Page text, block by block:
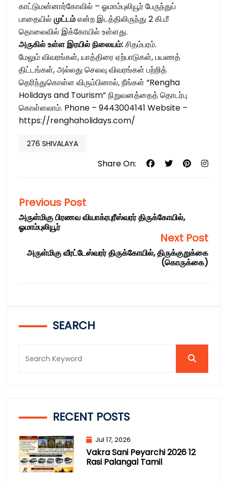
காட்டுமன்னார்கோவில் – ஓமாம்புலியூர் பேருந்துப்
பாதையில் முட்டம்என்ற இடத்திலிருந்து 2 கி.மீ
தொலைவில் இக்கோயில் உள்ளது.
அருகில் உள்ள இரயில் நிலையம்:சிதம்பரம்.
மேலும் விவரங்கள், யாத்திரை ஏற்பாடுகள், பயணத்
திட்டங்கள், அல்லது செலவு விவரங்கள் பற்றித்
தெரிந்துகொள்ள விரும்பினால், நீங்கள் “Rengha
Holidays and Tourism” நிறுவனத்தைத் தொடர்பு
கொள்ளலாம். Phone – 9443004141 Website –
https://renghaholidays.com/
276 SHIVALAYA
Share On:
Previous Post
அருள்மிகு பிரணவ வியாக்ரபுரீஸ்வரர் திருக்கோயில்,
ஓமாம்புலியூர்
Next Post
அருள்மிகு வீரட்டேஸ்வரர் திருக்கோயில், திருக்குறுக்கை
(கொருக்கை)
SEARCH
RECENT POSTS
Jul 17, 2026
Vakra Sani Peyarchi 2026 12
Rasi Palangal Tamil